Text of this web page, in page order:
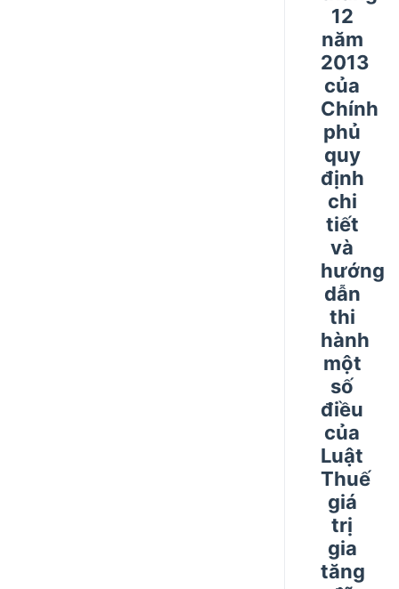
12
năm
2013
của
Chính
phủ
quy
định
chi
tiết
và
hướng
dẫn
thi
hành
một
số
điều
của
Luật
Thuế
giá
trị
gia
tăng